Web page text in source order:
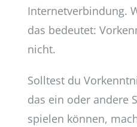
Internetverbindung.
das bedeutet:
nicht.
Solltest du
das ein oder andere
spielen können,